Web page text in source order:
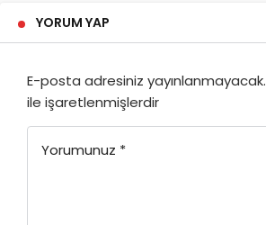
YORUM YAP
E-posta adresiniz yayınlanmayacak.
ile işaretlenmişlerdir
Yorumunuz *